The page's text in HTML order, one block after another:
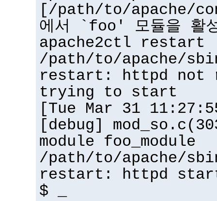
[/path/to/apache/
에서 `foo' 모듈을 활
apache2ctl restart
/path/to/apache/
restart: httpd not
trying to start
[Tue Mar 31
[debug]
module foo_module
/path/to/apache/
restart: httpd
$ _